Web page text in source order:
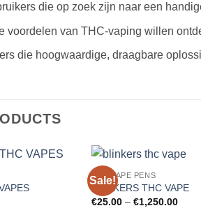
die op zoek zijn naar een
voordelen van THC-vaping willen
die hoogwaardige, draagbare
Sale!
THC VAPE PENS
BLINKERS THC VAPE
€25.00 – €1,250.00Price